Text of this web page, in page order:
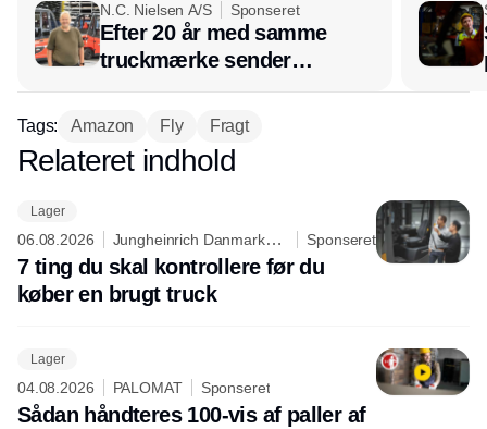
N.C. Nielsen A/S Sponseret
Efter 20 år med samme
truckmærke sender
lagerchef stafetten videre
hos INOX
Tags: Amazon Fly Fragt
Annonce
Relateret indhold
Lager
06.08.2026
Jungheinrich Danmark
A/S
Sponseret
7 ting du skal kontrollere før du
køber en brugt truck
Lager
04.08.2026 PALOMAT Sponseret
Sådan håndteres 100-vis af paller af